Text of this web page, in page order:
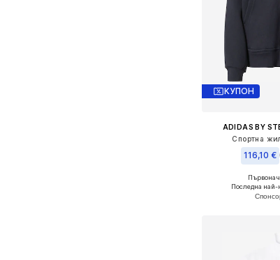
КУПОН
ADIDAS BY
Спортна
116,10 €
Добави
Последна най-